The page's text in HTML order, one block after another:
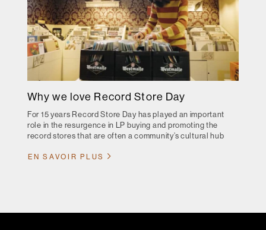
Why we love Record Store Day
For 15 years Record Store Day has played an important
role in the resurgence in LP buying and promoting the
record stores that are often a community’s cultural hub
EN SAVOIR PLUS